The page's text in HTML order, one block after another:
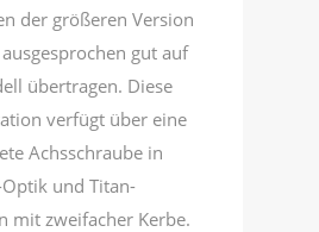
der größeren Version
gut auf
übertragen. Diese
verfügt über eine
Achsschraube in
und Titan-
mit zweifacher Kerbe.